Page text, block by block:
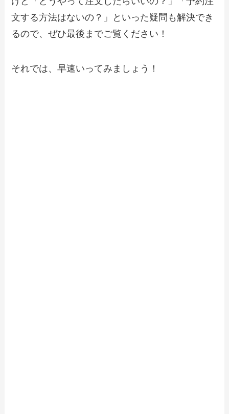
文する方法はないの？」といった疑問も解決でき
るので、ぜひ最後までご覧ください！
それでは、早速いってみましょう！